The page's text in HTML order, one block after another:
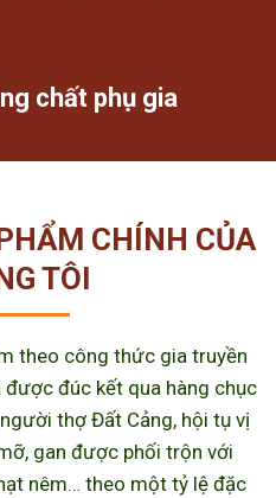
chất phụ gia
CHÍNH CỦA
TÔI
theo công thức gia truyền
được đúc kết qua hàng chục
thợ Đất Cảng, hội tụ vị
gan được phối trộn với
nêm… theo một tỷ lệ đặc